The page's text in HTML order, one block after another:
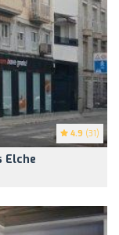
4.9 (31)
Elche